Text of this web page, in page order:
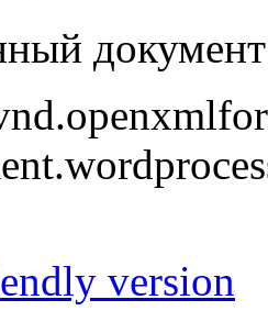
version